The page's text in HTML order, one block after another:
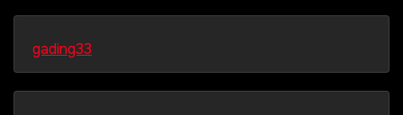
gading33